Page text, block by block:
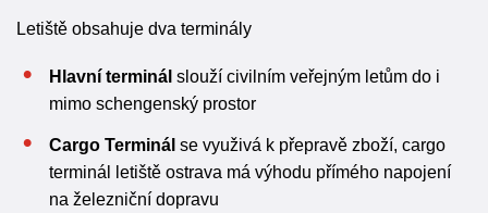
Letiště obsahuje dva terminály
Hlavní terminál slouží civilním veřejným letům do i
mimo schengenský prostor
Cargo Terminál se využivá k přepravě zboží, cargo
terminál letiště ostrava má výhodu přímého napojení
na železniční dopravu